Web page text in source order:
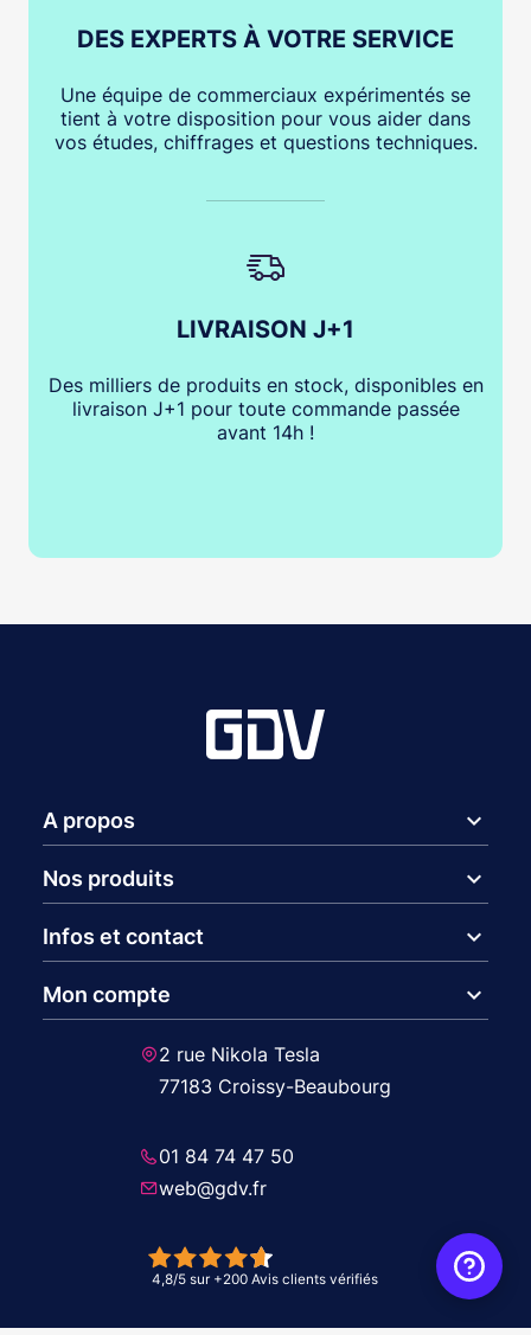
DES EXPERTS À VOTRE SERVICE
Une équipe de commerciaux expérimentés se
tient à votre disposition pour vous aider dans
vos études, chiffrages et questions techniques.
LIVRAISON J+1
Des milliers de produits en stock, disponibles en
livraison J+1 pour toute commande passée
avant 14h !
A propos expand_more
Nos produits expand_more
Infos et contact expand_more
Mon compte expand_more
2 rue Nikola Tesla
77183 Croissy-Beaubourg
01 84 74 47 50
web@gdv.fr